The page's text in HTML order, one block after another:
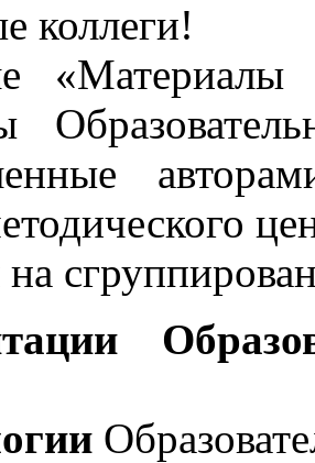
коллеги!
«Материалы